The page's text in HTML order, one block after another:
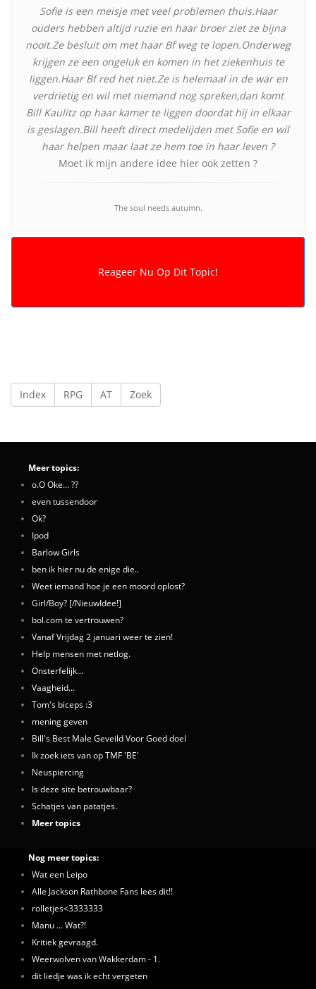
Sofie is een meisje met veel problemen thuis.Haar
ouders hebben altijd ruzie en haar broer ziet ze bijna
nooit.Ze besluit om met haar Bf weg te lopen.Onderweg
krijgen ze een ongeluk en komen in het ziekenhuis te
liggen.Haar Bf red het niet.Ze is helemaal in de war en
verdrietig en wil met niemand nog spreken,dan komt
Bill Kaulitz op haar kamer te liggen doordat hij in elkaar
is geslagen.Bill heeft direct medelijden met Sofie en wil
haar helpen maar laat ze hem toe in haar leven ?
Moet ik mijn andere idee hier ook zetten ?
The soul needs autumn.
Index RPG AT Zoek
Meer topics:
o.O Oke... ??
even tussendoor
Ok?
Ipod
Barlow Girls
ben ik hier nu de enige die..
Weet iemand hoe je een moord oplost?
Girl/Boy? [/NieuwIdee!]
bol.com te vertrouwen?
Vanaf Vrijdag 2 januari weer te zien!
Help mensen met netlog.
Onsterfelijk...
Vaagheid...
Tom's biceps :3
mening geven
Bill's Best Male Geveild Voor Goed doel
Ik zoek iets van op TMF 'BE'
Neuspiercing
Is deze site betrouwbaar?
Schatjes van patatjes.
Meer topics
Nog meer topics:
Wat een Leipo
Alle Jackson Rathbone Fans lees dit!!
rolletjes<3333333
Manu ... Wat?!
Kritiek gevraagd.
Weerwolven van Wakkerdam - 1.
dit liedje was ik echt vergeten